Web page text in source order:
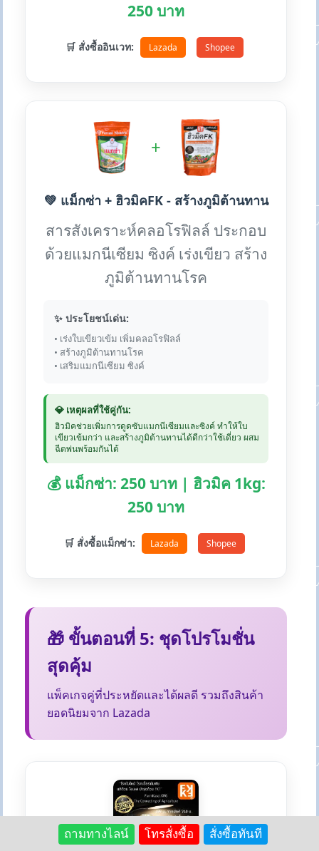
250 บาท
🛒 สั่งซื้ออินเวท: Lazada Shopee
+
💚 แม็กซ่า + ฮิวมิคFK - สร้างภูมิต้านทาน
สารสังเคราะห์คลอโรฟิลล์ ประกอบ
ด้วยแมกนีเซียม ซิงค์ เร่งเขียว สร้าง
ภูมิต้านทานโรค
✨ ประโยชน์เด่น:
• เร่งใบเขียวเข้ม เพิ่มคลอโรฟิลล์
• สร้างภูมิต้านทานโรค
• เสริมแมกนีเซียม ซิงค์
💎 เหตุผลที่ใช้คู่กัน:
ฮิวมิคช่วยเพิ่มการดูดซับแมกนีเซียมและซิงค์ ทำให้ใบ
เขียวเข้มกว่า และสร้างภูมิต้านทานได้ดีกว่าใช้เดี่ยว ผสม
ฉีดพ่นพร้อมกันได้
💰 แม็กซ่า: 250 บาท | ฮิวมิค 1kg:
250 บาท
🛒 สั่งซื้อแม็กซ่า: Lazada Shopee
🎁 ขั้นตอนที่ 5: ชุดโปรโมชั่น
สุดคุ้ม
แพ็คเกจคู่ที่ประหยัดและได้ผลดี รวมถึงสินค้า
ยอดนิยมจาก Lazada
ถามทางไลน์ โทรสั่งซื้อ สั่งซื้อทันที